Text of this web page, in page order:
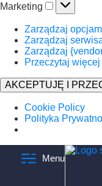
Marketing
Zarządzaj
Zarządzaj
Zarządzaj
Przeczytaj
AKCEPTUJĘ I
Cookie Policy
Polityka
Menu